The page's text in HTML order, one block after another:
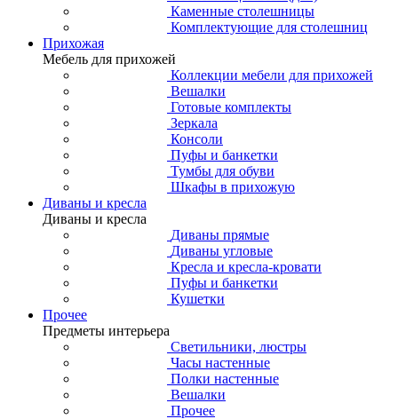
Каменные столешницы
Комплектующие для столешниц
Прихожая
Мебель для прихожей
Коллекции мебели для прихожей
Вешалки
Готовые комплекты
Зеркала
Консоли
Пуфы и банкетки
Тумбы для обуви
Шкафы в прихожую
Диваны и кресла
Диваны и кресла
Диваны прямые
Диваны угловые
Кресла и кресла-кровати
Пуфы и банкетки
Кушетки
Прочее
Предметы интерьера
Светильники, люстры
Часы настенные
Полки настенные
Вешалки
Прочее